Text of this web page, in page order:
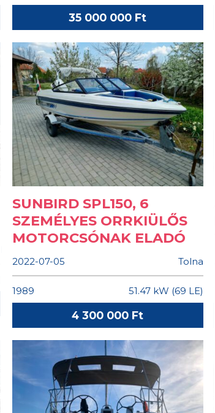
35 000 000 Ft
SUNBIRD SPL150, 6
SZEMÉLYES ORRKIÜLŐS
MOTORCSÓNAK ELADÓ
2022-07-05 Tolna
1989 51.47 kW (69 LE)
4 300 000 Ft